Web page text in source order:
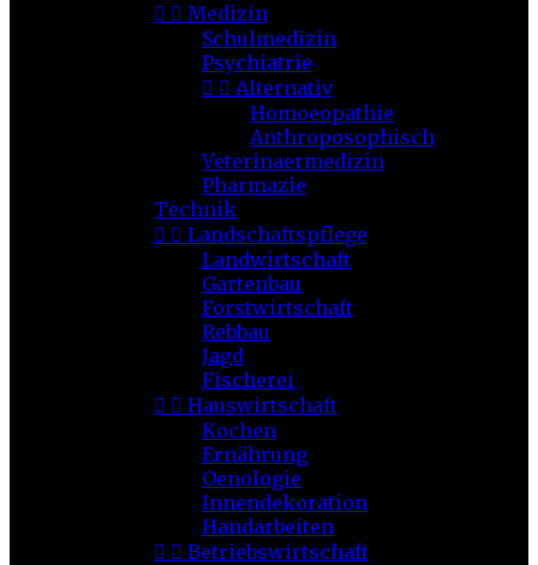
  Medizin
Schulmedizin
Psychiatrie
  Alternativ
Homoeopathie
Anthroposophisch
Veterinaermedizin
Pharmazie
Technik
  Landschaftspflege
Landwirtschaft
Gartenbau
Forstwirtschaft
Rebbau
Jagd
Fischerei
  Hauswirtschaft
Kochen
Ernährung
Oenologie
Innendekoration
Handarbeiten
  Betriebswirtschaft